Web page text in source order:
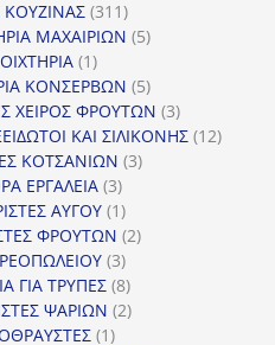
ΚΟΥΖΙΝΑΣ 311311
προϊόντα
ΜΑΧΑΙΡΙΩΝ 55
11
προϊόν
ΚΟΝΣΕΡΒΩΝ 55
προϊόντα
ΧΕΙΡΟΣ ΦΡΟΥΤΩΝ 33
προϊόντα
ΚΑΙ ΣΙΛΙΚΟΝΗΣ 1212
ΚΟΤΣΑΝΙΩΝ 33
ΕΡΓΑΛΕΙΑ 33
προϊόντα
ΑΥΓΟΥ 11
προϊόν
ΦΡΟΥΤΩΝ 22
33
προϊόντα
ΓΙΑ ΤΡΥΠΕΣ 88
προϊόντα
ΨΑΡΙΩΝ 22
11